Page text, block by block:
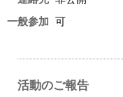
一般参加 可
活動のご報告